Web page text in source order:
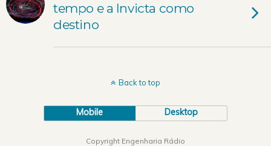
tempo e a Invicta como
destino
Back to top
Mobile Desktop
Copyright Engenharia Rádio